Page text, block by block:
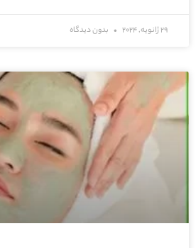
29 ژانویه, 2024 بدون دیدگاه